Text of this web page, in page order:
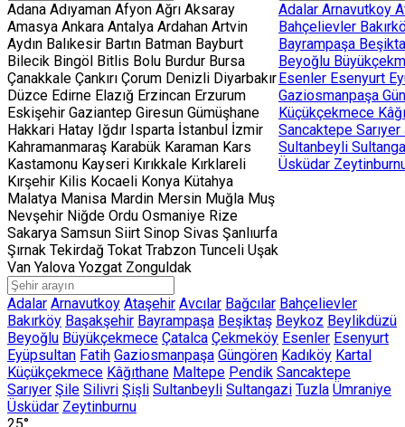
Adana Adıyaman Afyon Ağrı Aksaray
Amasya Ankara Antalya Ardahan Artvin
Aydın Balıkesir Bartın Batman Bayburt
Bilecik Bingöl Bitlis Bolu Burdur Bursa
Çanakkale Çankırı Çorum Denizli Diyarbakır
Düzce Edirne Elazığ Erzincan Erzurum
Eskişehir Gaziantep Giresun Gümüşhane
Hakkari Hatay Iğdır Isparta İstanbul İzmir
Kahramanmaraş Karabük Karaman Kars
Kastamonu Kayseri Kırıkkale Kırklareli
Kırşehir Kilis Kocaeli Konya Kütahya
Malatya Manisa Mardin Mersin Muğla Muş
Nevşehir Niğde Ordu Osmaniye Rize
Sakarya Samsun Siirt Sinop Sivas Şanlıurfa
Şırnak Tekirdağ Tokat Trabzon Tunceli Uşak
Van Yalova Yozgat Zonguldak
Adalar Arnavutkoy
Bahçelievler
Bayrampaşa
Beyoğlu
Esenler Esenyurt
Gaziosmanpaşa
Küçükçekmece
Sancaktepe Sarıyer
Sultanbeyli
Üsküdar
Adalar Arnavutkoy Ataşehir Avcılar Bağcılar Bahçelievler
Bakırköy Başakşehir Bayrampaşa Beşiktaş Beykoz Beylikdüzü
Beyoğlu Büyükçekmece Çatalca Çekmeköy Esenler Esenyurt
Eyüpsultan Fatih Gaziosmanpaşa Güngören Kadıköy Kartal
Küçükçekmece Kâğıthane Maltepe Pendik Sancaktepe
Sarıyer Şile Silivri Şişli Sultanbeyli Sultangazi Tuzla Ümraniye
Üsküdar Zeytinburnu